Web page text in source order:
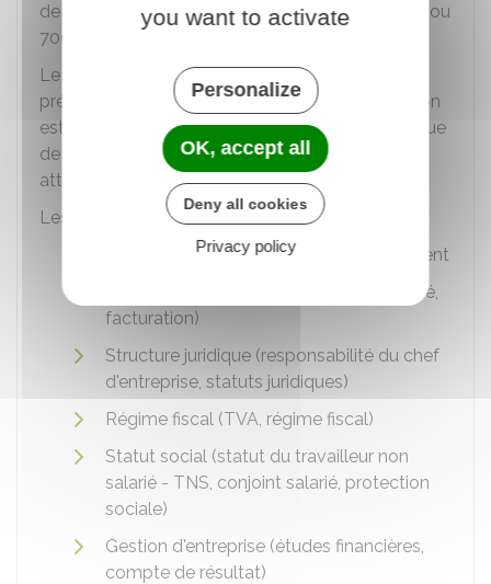
de cette formation s'élève à875 €en présentiel ou
700 €
Le stage dure
5 jours: 35 heures en
présentiel
12 heures en digital. Cette formation
est certifiante, répertoriée au Répertoire Spécifique
de France Compétences. L'artisan reçoit une
attestation à la fin du stage.
Les
sujets abordés
sont les suivants :
Entreprise artisanale et son environnement
Gestion commerciale (études de marché,
facturation)
Structure juridique (responsabilité du chef
d'entreprise, statuts juridiques)
Régime fiscal (TVA, régime fiscal)
Statut social (statut du travailleur non
salarié - TNS, conjoint salarié, protection
sociale)
Gestion d'entreprise (études financières,
compte de résultat)
you want to activate
Personalize
OK, accept all
Deny all cookies
Privacy policy